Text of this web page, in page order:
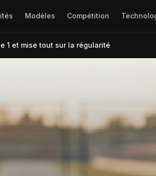
Modèles Compétition
1 et mise tout sur la régularité